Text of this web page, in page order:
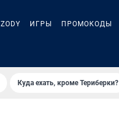
ZODY ИГРЫ ПРОМОКОДЫ
Куда ехать, кроме Териберки?